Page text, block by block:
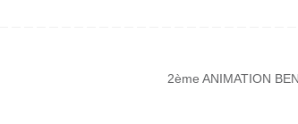
2ème ANIMATION